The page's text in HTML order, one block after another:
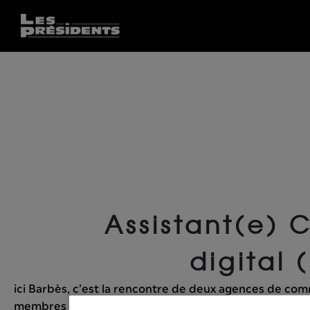
Assistant(e)
digital
ici Barbès, c’est la rencontre de deux agences de
membres du groupe TBWA\France, qui ont cessé